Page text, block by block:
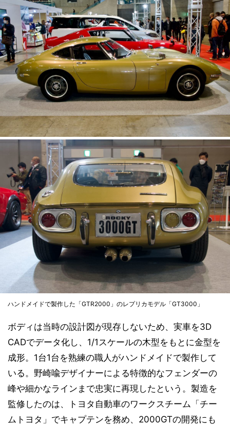
ハンドメイドで製作した「GTR2000」のレプリカモデル「GT3000」
ボディは当時の設計図が現存しないため、実車を3D
CADでデータ化し、1/1スケールの木型をもとに金型を
成形。1台1台を熟練の職人がハンドメイドで製作して
いる。野崎喩デザイナーによる特徴的なフェンダーの
峰や細かなラインまで忠実に再現したという。製造を
監修したのは、トヨタ自動車のワークスチーム「チー
ムトヨタ」でキャプテンを務め、2000GTの開発にも